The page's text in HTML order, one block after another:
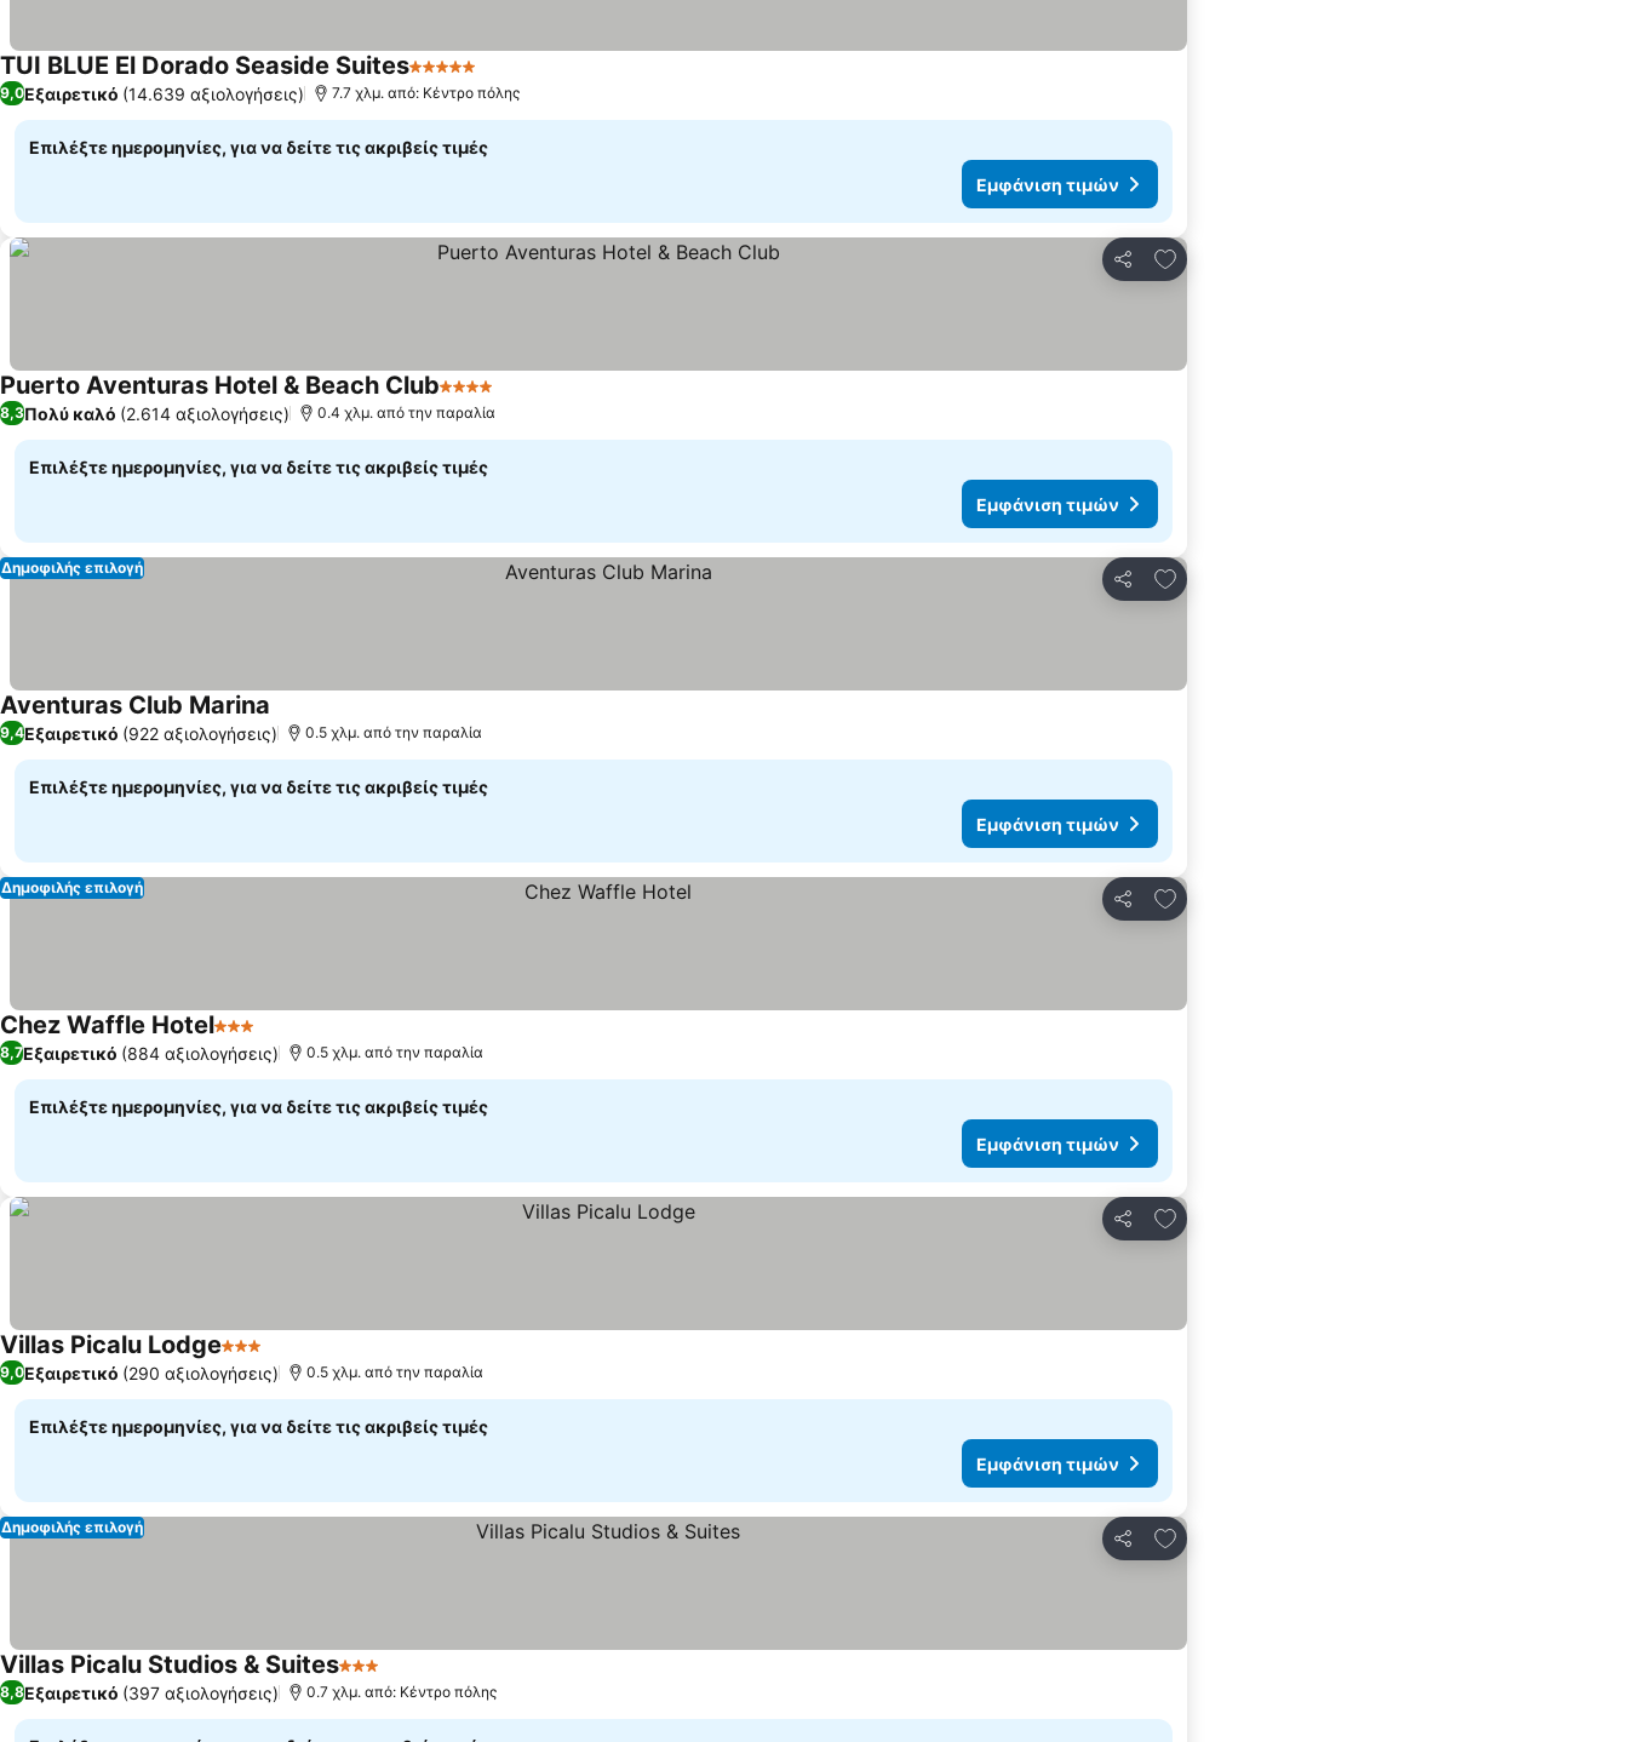
TUI BLUE El Dorado Seaside Suites5 Αστέρια
9,0Εξαιρετικό (14.639 αξιολογήσεις) 7.7 χλμ. από: Κέντρο πόλης
Επιλέξτε ημερομηνίες, για να δείτε τις ακριβείς τιμές
Εμφάνιση τιμών
Κοινοποίηση
Προσθήκη στα αγαπημένα
Puerto Aventuras Hotel & Beach Club4 Αστέρια
8,3Πολύ καλό (2.614 αξιολογήσεις) 0.4 χλμ. από την παραλία
Επιλέξτε ημερομηνίες, για να δείτε τις ακριβείς τιμές
Εμφάνιση τιμών
Κοινοποίηση
Προσθήκη στα αγαπημένα
Δημοφιλής επιλογή
Aventuras Club Marina Εμφάνιση τιμών
9,4Εξαιρετικό (922 αξιολογήσεις) 0.5 χλμ. από την παραλία
Επιλέξτε ημερομηνίες, για να δείτε τις ακριβείς τιμές
Εμφάνιση τιμών
Κοινοποίηση
Προσθήκη στα αγαπημένα
Δημοφιλής επιλογή
Chez Waffle Hotel3 ΑστέριαΕμφάνιση τιμών
8,7Εξαιρετικό (884 αξιολογήσεις) 0.5 χλμ. από την παραλία
Επιλέξτε ημερομηνίες, για να δείτε τις ακριβείς τιμές
Εμφάνιση τιμών
Κοινοποίηση
Προσθήκη στα αγαπημένα
Villas Picalu Lodge3 ΑστέριαΕμφάνιση τιμών
9,0Εξαιρετικό (290 αξιολογήσεις) 0.5 χλμ. από την παραλία
Επιλέξτε ημερομηνίες, για να δείτε τις ακριβείς τιμές
Εμφάνιση τιμών
Κοινοποίηση
Προσθήκη στα αγαπημένα
Δημοφιλής επιλογή
Villas Picalu Studios & Suites3 Αστέρια
8,8Εξαιρετικό (397 αξιολογήσεις) 0.7 χλμ. από: Κέντρο πόλης